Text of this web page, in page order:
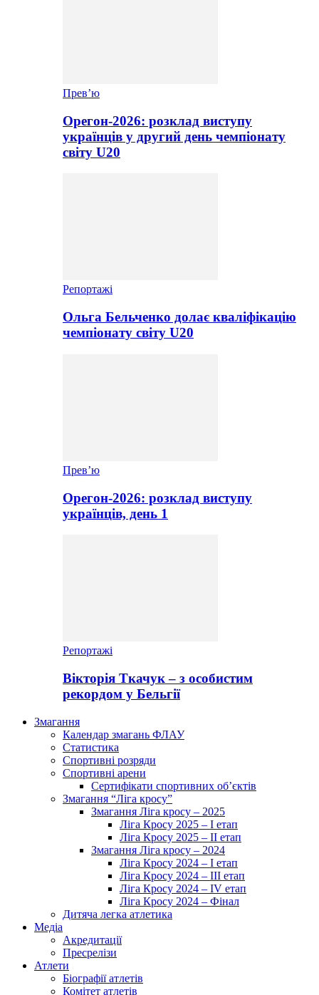
Прев’ю
Орегон-2026: розклад виступу
українців у другий день чемпіонату
світу U20
Репортажі
Ольга Бельченко долає кваліфікацію
чемпіонату світу U20
Прев’ю
Орегон-2026: розклад виступу
українців, день 1
Репортажі
Вікторія Ткачук – з особистим
рекордом у Бельгії
Змагання
Календар змагань ФЛАУ
Статистика
Спортивні розряди
Спортивні арени
Сертифікати спортивних об’єктів
Змагання “Ліга кросу”
Змагання Ліга кросу – 2025
Ліга Кросу 2025 – I етап
Ліга Кросу 2025 – II етап
Змагання Ліга кросу – 2024
Ліга Кросу 2024 – I етап
Ліга Кросу 2024 – III етап
Ліга Кросу 2024 – IV етап
Ліга Кросу 2024 – Фінал
Дитяча легка атлетика
Медіа
Акредитації
Пресрелізи
Атлети
Біографії атлетів
Комітет атлетів